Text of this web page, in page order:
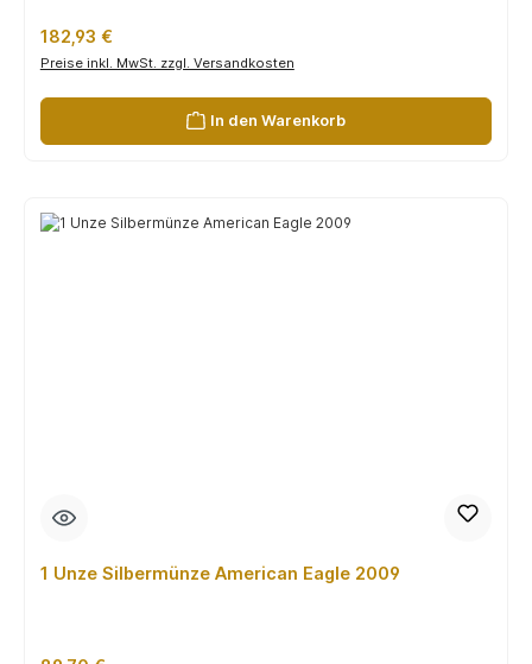
Regulärer Preis:
182,93 €
Preise inkl. MwSt. zzgl. Versandkosten
In den Warenkorb
1 Unze Silbermünze American Eagle 2009